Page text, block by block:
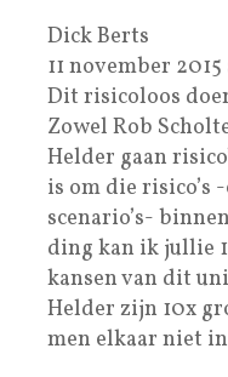
Dick Berts
11 november 2015
Dit risicoloos
Zowel Rob
Helder gaan
is om die risico’s
scenario’s-
ding kan ik jullie
kansen van dit
Helder zijn 10x
men elkaar niet